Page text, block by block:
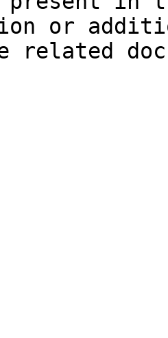
or